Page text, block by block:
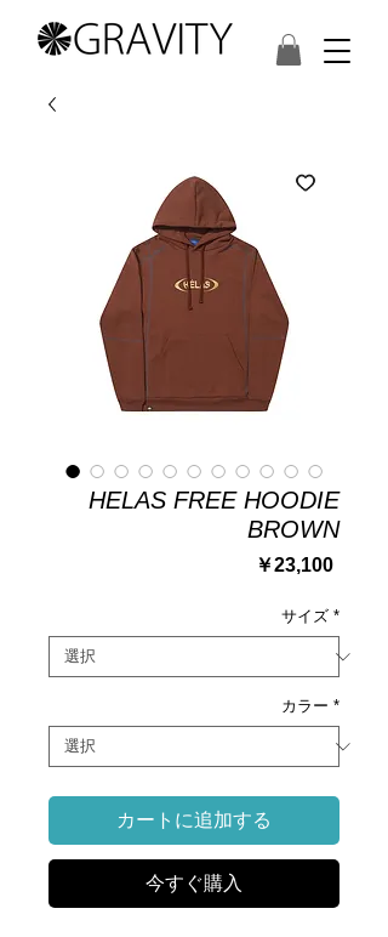
HELAS FREE HOODIE
BROWN
￥23,100価
サイズ *
カラー *
カートに追加する
今すぐ購入